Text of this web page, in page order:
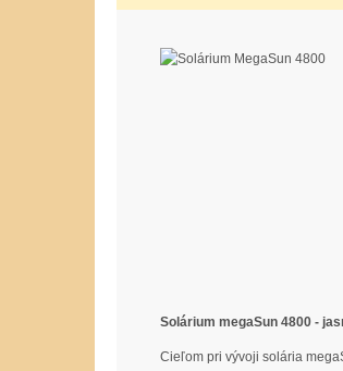
Solárium megaSun 4800 -
Cieľom pri vývoji solária